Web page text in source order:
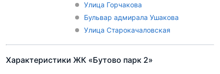
Улица Горчакова
Бульвар адмирала Ушакова
Улица Старокачаловская
Характеристики ЖК «Бутово парк 2»